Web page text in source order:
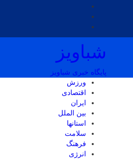
شباویز
پایگاه خبری شباویز
ورزش
اقتصادی
ایران
بین الملل
استانها
سلامت
فرهنگ
انرژی